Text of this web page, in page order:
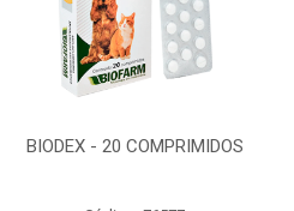
BIODEX - 20 COMPRIMIDOS